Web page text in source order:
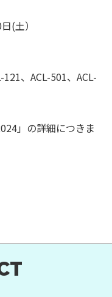
(土）
、ACL-501、ACL-
」の詳細につきま